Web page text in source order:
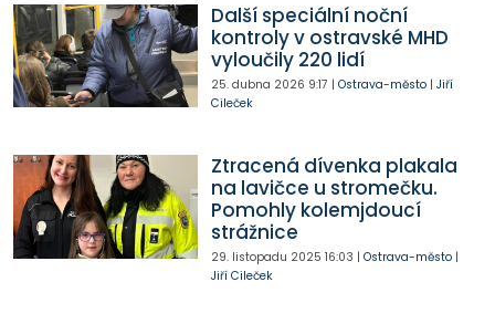
Další speciální noční
kontroly v ostravské MHD
vyloučily 220 lidí
25. dubna 2026 9:17 | Ostrava-město| Jiří
Cileček
Ztracená dívenka plakala
na lavičce u stromečku.
Pomohly kolemjdoucí
strážnice
29. listopadu 2025 16:03 | Ostrava-město|
Jiří Cileček